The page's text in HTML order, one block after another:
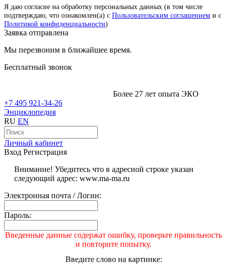
Я даю согласие на обработку персональных данных (в том числе
подтверждаю, что ознакомлен(а) с Пользовательским соглашением и с
Политикой конфиденциальности)
Заявка отправлена
Мы перезвоним в ближайшее время.
Бесплатный звонок
Более 27 лет опыта ЭКО
+7 495 921-34-26
Энциклопедия
RU EN
Личный кабинет
Вход Регистрация
Внимание! Убедитесь что в адресной строке указан
следующий адрес: www.ma-ma.ru
Электронная почта / Логин:
Пароль:
Введенные данные содержат ошибку, проверьте правильность
и повторите попытку.
Введите слово на картинке: